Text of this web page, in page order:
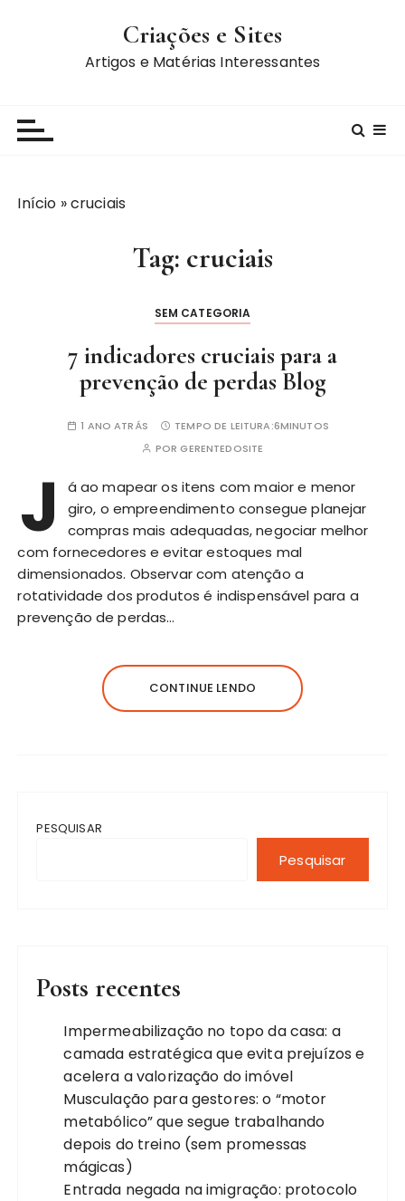
Criações e Sites
Artigos e Matérias Interessantes
Início »cruciais
Tag: cruciais
SEM CATEGORIA
7 indicadores cruciais para a
prevenção de perdas Blog
1 ANO ATRÁS TEMPO DE LEITURA:6MINUTOS
PORGERENTEDOSITE
J
á ao mapear os itens com maior e menor
giro, o empreendimento consegue planejar
compras mais adequadas, negociar melhor
com fornecedores e evitar estoques mal
dimensionados. Observar com atenção a
rotatividade dos produtos é indispensável para a
prevenção de perdas…
CONTINUE LENDO
PESQUISAR
Pesquisar
Posts recentes
Impermeabilização no topo da casa: a
camada estratégica que evita prejuízos e
acelera a valorização do imóvel
Musculação para gestores: o “motor
metabólico” que segue trabalhando
depois do treino (sem promessas
mágicas)
Entrada negada na imigração: protocolo